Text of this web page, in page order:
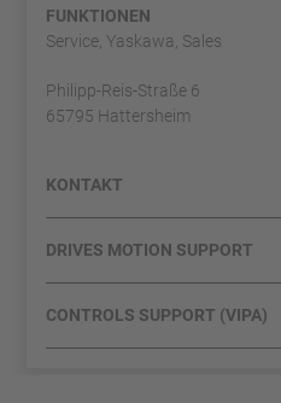
FUNKTIONEN
Service, Yaskawa, Sales
Philipp-Reis-Straße 6
65795 Hattersheim
KONTAKT
DRIVES MOTION SUPPORT
CONTROLS SUPPORT (VIPA)